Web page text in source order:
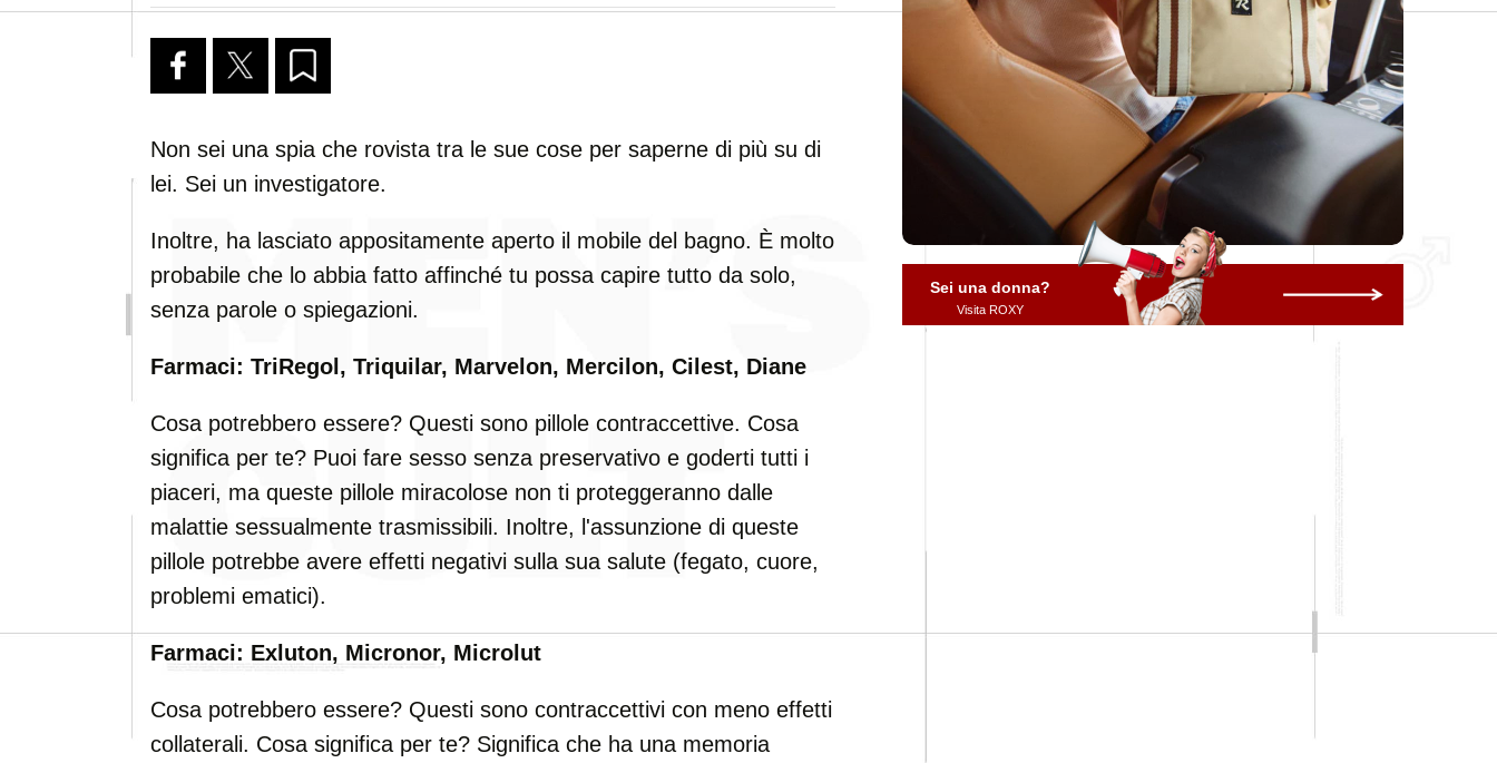
Non sei una spia che rovista tra le sue cose per saperne di più su di
lei. Sei un investigatore.
Inoltre, ha lasciato appositamente aperto il mobile del bagno. È molto
probabile che lo abbia fatto affinché tu possa capire tutto da solo,
senza parole o spiegazioni.
Farmaci: TriRegol, Triquilar, Marvelon, Mercilon, Cilest, Diane
Cosa potrebbero essere? Questi sono pillole contraccettive. Cosa
significa per te? Puoi fare sesso senza preservativo e goderti tutti i
piaceri, ma queste pillole miracolose non ti proteggeranno dalle
malattie sessualmente trasmissibili. Inoltre, l'assunzione di queste
pillole potrebbe avere effetti negativi sulla sua salute (fegato, cuore,
problemi ematici).
Farmaci: Exluton, Micronor, Microlut
Cosa potrebbero essere? Questi sono contraccettivi con meno effetti
collaterali. Cosa significa per te? Significa che ha una memoria
Sei una donna?
Visita ROXY